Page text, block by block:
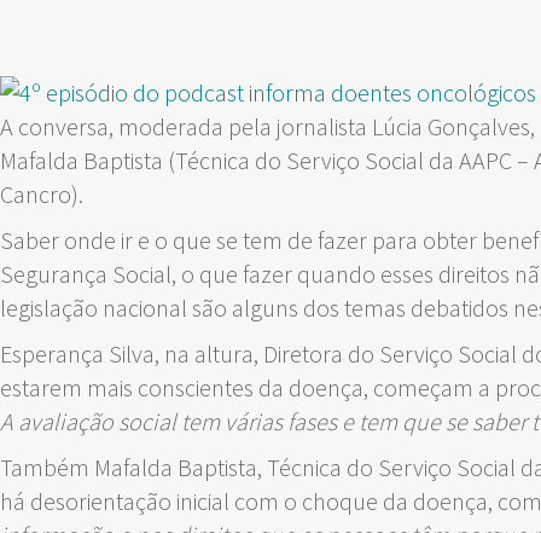
A conversa, moderada pela jornalista Lúcia
Mafalda Baptista (Técnica do Serviço Social da AAPC
Cancro).
Saber onde ir e o que se tem de fazer para obter
Segurança Social, o que fazer quando esses direitos
legislação nacional são alguns dos temas debatidos
Esperança Silva, na altura, Diretora do Serviço Social
estarem mais conscientes da doença, começam a
A avaliação social tem várias fases e tem que se
Também Mafalda Baptista, Técnica do Serviço Social
há desorientação inicial com o choque da doença,